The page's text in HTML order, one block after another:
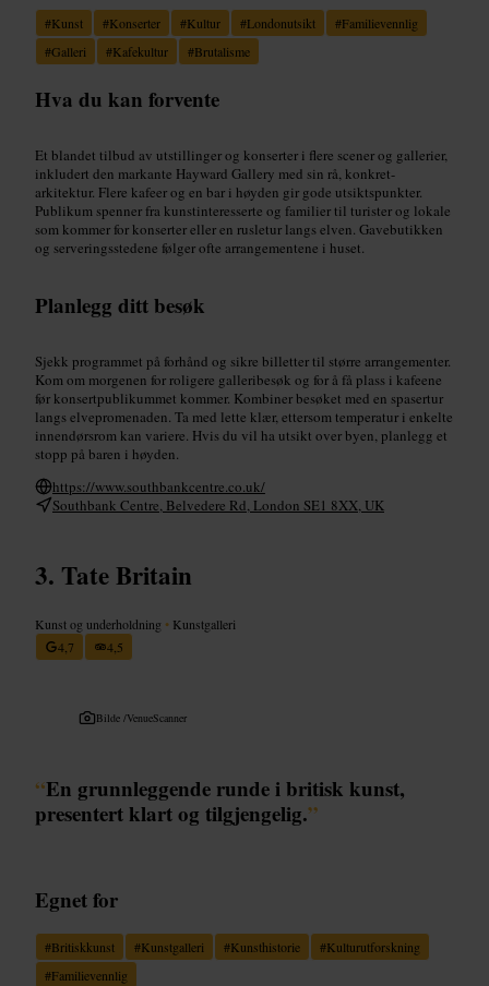
#Kunst #Konserter #Kultur #Londonutsikt #Familievennlig
#Galleri #Kafekultur #Brutalisme
Hva du kan forvente
Et blandet tilbud av utstillinger og konserter i flere scener og gallerier,
inkludert den markante Hayward Gallery med sin rå, konkret-
arkitektur. Flere kafeer og en bar i høyden gir gode utsiktspunkter.
Publikum spenner fra kunstinteresserte og familier til turister og lokale
som kommer for konserter eller en rusletur langs elven. Gavebutikken
og serveringsstedene følger ofte arrangementene i huset.
Planlegg ditt besøk
Sjekk programmet på forhånd og sikre billetter til større arrangementer.
Kom om morgenen for roligere galleribesøk og for å få plass i kafeene
før konsertpublikummet kommer. Kombiner besøket med en spasertur
langs elvepromenaden. Ta med lette klær, ettersom temperatur i enkelte
innendørsrom kan variere. Hvis du vil ha utsikt over byen, planlegg et
stopp på baren i høyden.
https://www.southbankcentre.co.uk/
Southbank Centre, Belvedere Rd, London SE1 8XX, UK
Tate Britain
Kunst og underholdning • Kunstgalleri
4,7
4,5
Bilde /VenueScanner
“En grunnleggende runde i britisk kunst,
presentert klart og tilgjengelig.”
Egnet for
#Britiskkunst #Kunstgalleri #Kunsthistorie #Kulturutforskning
#Familievennlig